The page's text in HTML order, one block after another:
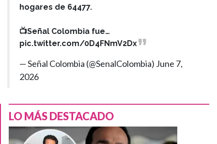
hogares de 64477.
📺Señal Colombia fue…
pic.twitter.com/0D4FNmV2Dx
— Señal Colombia (@SenalColombia) June 7,
2026
LO MÁS DESTACADO